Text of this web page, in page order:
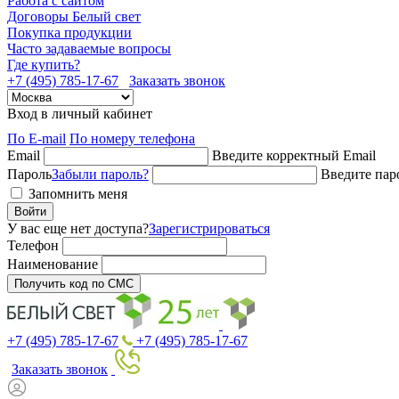
Договоры Белый свет
Покупка продукции
Часто задаваемые вопросы
Где купить?
+7 (495) 785-17-67
Заказать звонок
Вход в личный кабинет
По E-mail По номеру телефона
Email
Введите корректный Email
ПарольЗабыли пароль?
Введите
Запомнить меня
Войти
У вас еще нет доступа?Зарегистрироваться
Телефон
Наименование
Получить код по СМС
+7 (495) 785-17-67
+7 (495) 785-17-67
Заказать звонок